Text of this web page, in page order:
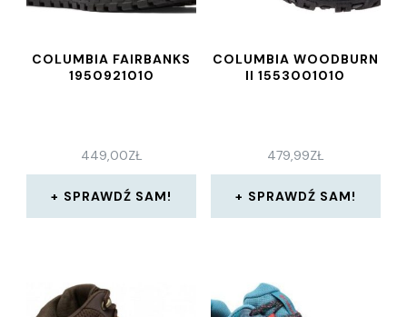
COLUMBIA FAIRBANKS
1950921010
449,00ZŁ
SPRAWDŹ SAM!
COLUMBIA WOODBURN
II 1553001010
479,99ZŁ
SPRAWDŹ SAM!